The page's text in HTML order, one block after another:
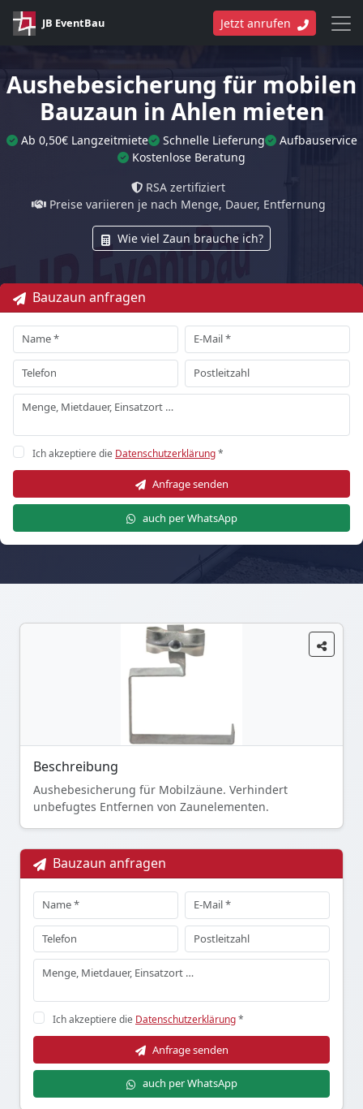
JB EventBau Jetzt anrufen
Aushebesicherung für mobilen
Bauzaun in Ahlen mieten
Ab 0,50€ Langzeitmiete Schnelle Lieferung
Aufbauservice
Kostenlose Beratung
RSA zertifiziert
Preise variieren je nach Menge, Dauer, Entfernung
Wie viel Zaun brauche ich?
Bauzaun anfragen
Ich akzeptiere die Datenschutzerklärung*
Anfrage senden
auch per WhatsApp
Beschreibung
Aushebesicherung für Mobilzäune. Verhindert
unbefugtes Entfernen von Zaunelementen.
Bauzaun anfragen
Ich akzeptiere die Datenschutzerklärung*
Anfrage senden
auch per WhatsApp